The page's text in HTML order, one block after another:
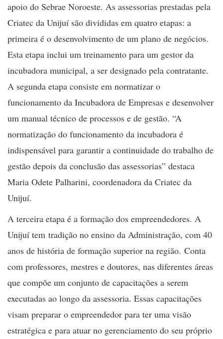
apoio do Sebrae Noroeste. As assessorias prestadas pela
Criatec da Unijuí são divididas em quatro etapas: a
primeira é o desenvolvimento de um plano de negócios.
Esta etapa inclui um treinamento para um gestor da
incubadora municipal, a ser designado pela contratante.
A segunda etapa consiste em normatizar o
funcionamento da Incubadora de Empresas e desenvolver
um manual técnico de processos e de gestão. “A
normatização do funcionamento da incubadora é
indispensável para garantir a continuidade do trabalho de
gestão depois da conclusão das assessorias” destaca
Maria Odete Palharini, coordenadora da Criatec da
Unijuí.
A terceira etapa é a formação dos empreendedores. A
Unijuí tem tradição no ensino da Administração, com 40
anos de história de formação superior na região. Conta
com professores, mestres e doutores, nas diferentes áreas
que compõe um conjunto de capacitações a serem
executadas ao longo da assessoria. Essas capacitações
visam preparar o empreendedor para ter uma visão
estratégica e para atuar no gerenciamento do seu próprio